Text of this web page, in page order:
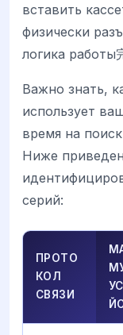
вставить
физически
логика работы
Важно знать,
использует
время на
Ниже
серий:
ПРОТО
КОЛ
СВЯЗИ